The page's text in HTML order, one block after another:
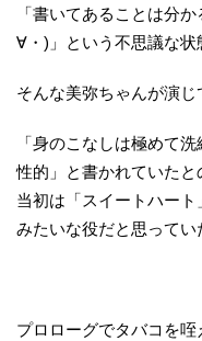
「書いてあることは分
∀・)」という不思議な状
そんな美弥ちゃんが演じ
「身のこなしは極めて
性的」と書かれていたと
当初は「スイートハート
みたいな役だと思ってい
プロローグでタバコを